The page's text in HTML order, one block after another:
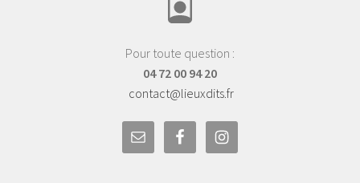
Pour toute question :
04 72 00 94 20
contact@lieuxdits.fr